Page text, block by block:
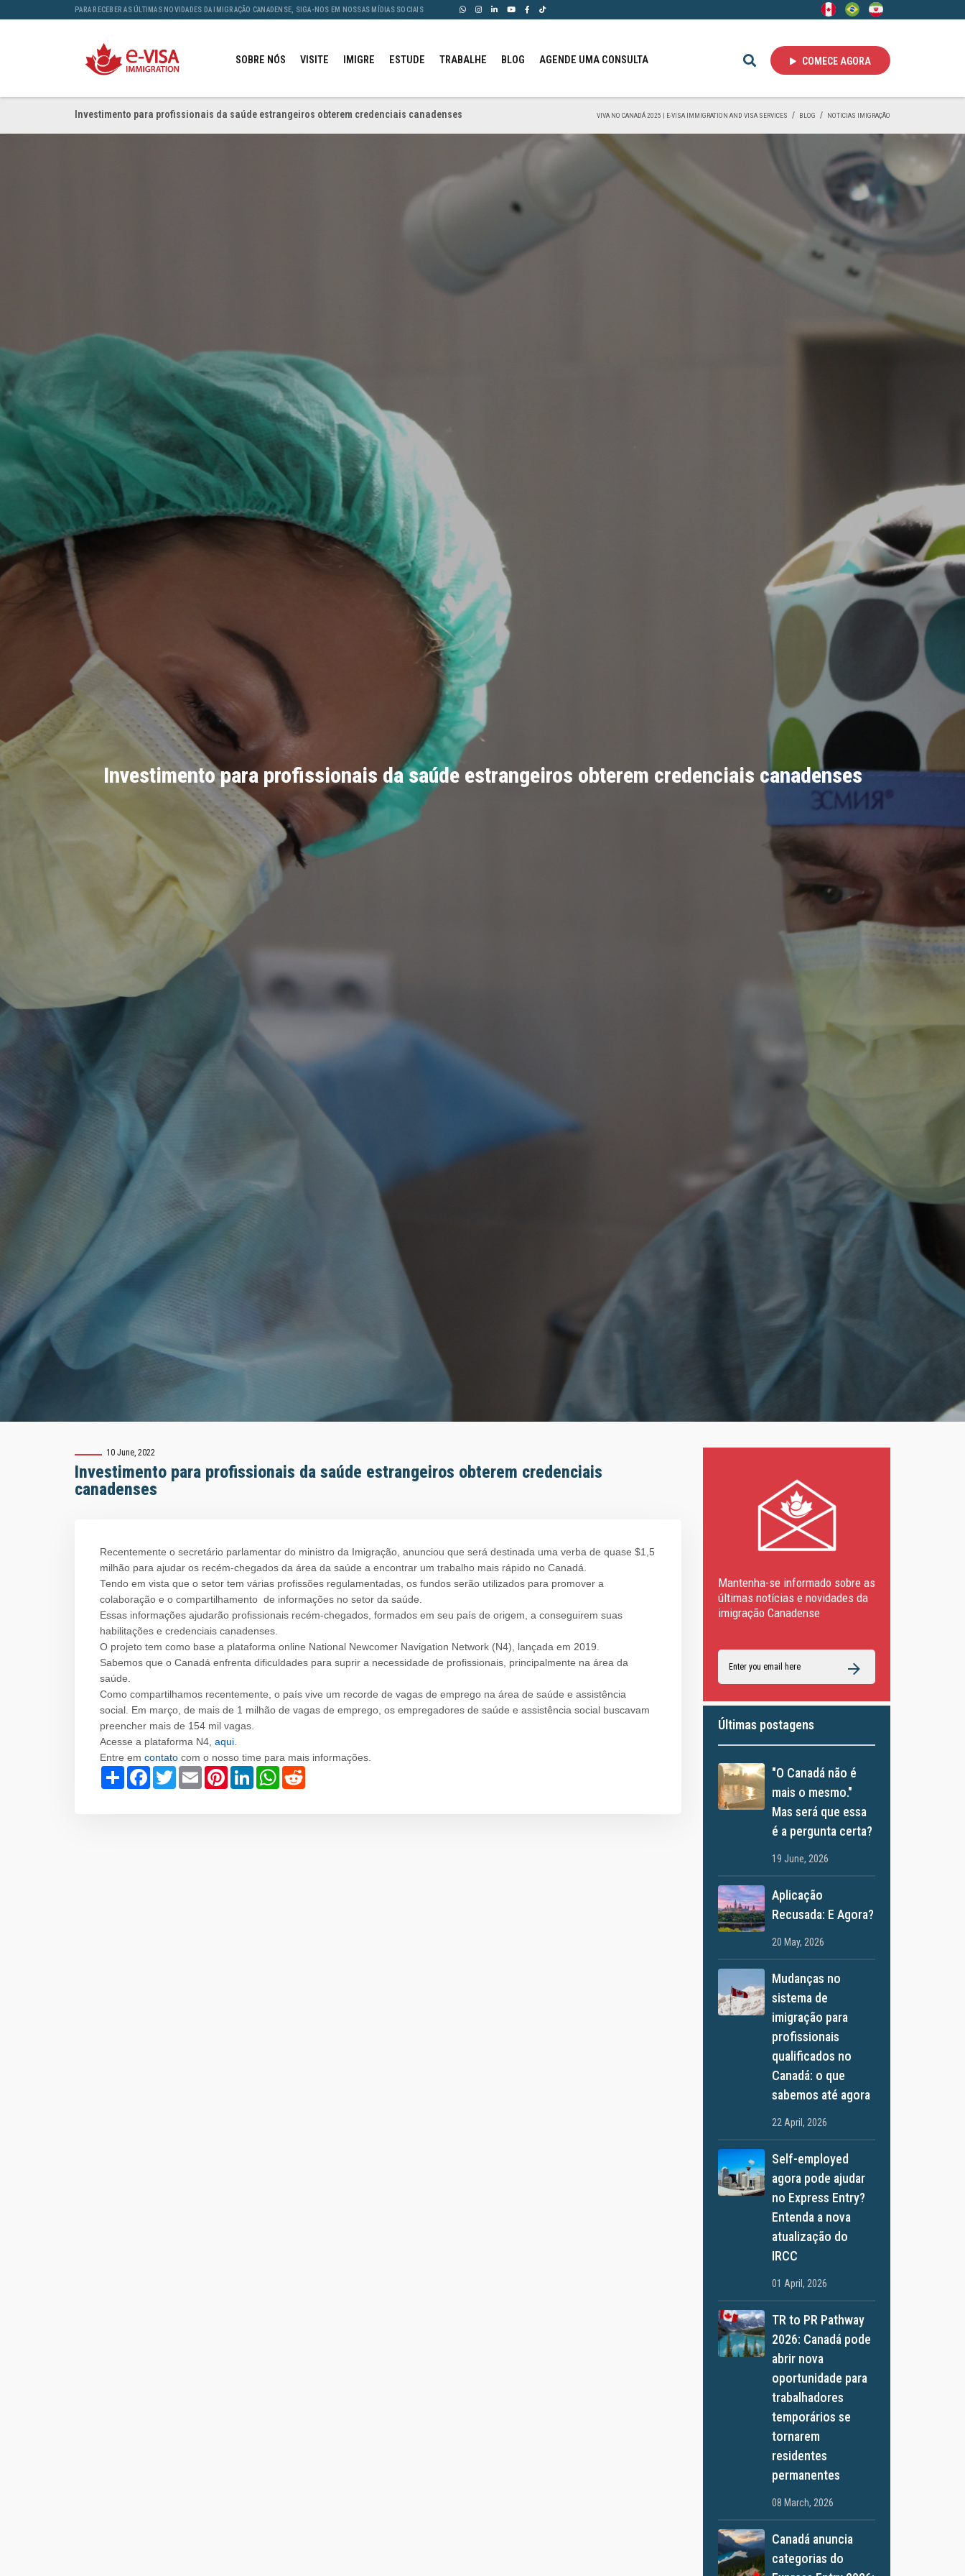
PARA RECEBER AS ÚLTIMAS NOVIDADES DA IMIGRAÇÃO CANADENSE, SIGA-NOS EM NOSSAS MÍDIAS SOCIAIS
SOBRE NÓS VISITE IMIGRE ESTUDE TRABALHE BLOG AGENDE UMA CONSULTA COMECE AGORA
Investimento para profissionais da saúde estrangeiros obterem credenciais canadenses VIVA NO CANADÁ 2025 | E-VISA IMMIGRATION AND VISA SERVICES BLOG NOTICIAS IMIGRAÇÃO
Investimento para profissionais da saúde estrangeiros obterem credenciais canadenses
10 June, 2022
Investimento para profissionais da saúde estrangeiros obterem credenciais
canadenses
Recentemente o secretário parlamentar do ministro da Imigração, anunciou que será destinada uma verba de quase $1,5
milhão para ajudar os recém-chegados da área da saúde a encontrar um trabalho mais rápido no Canadá.
Tendo em vista que o setor tem várias profissões regulamentadas, os fundos serão utilizados para promover a
colaboração e o compartilhamento de informações no setor da saúde.
Essas informações ajudarão profissionais recém-chegados, formados em seu país de origem, a conseguirem suas
habilitações e credenciais canadenses.
O projeto tem como base a plataforma online National Newcomer Navigation Network (N4), lançada em 2019.
Sabemos que o Canadá enfrenta dificuldades para suprir a necessidade de profissionais, principalmente na área da
saúde.
Como compartilhamos recentemente, o país vive um recorde de vagas de emprego na área de saúde e assistência
social. Em março, de mais de 1 milhão de vagas de emprego, os empregadores de saúde e assistência social buscavam
preencher mais de 154 mil vagas.
Acesse a plataforma N4, aqui.
Entre em contato com o nosso time para mais informações.
Share Facebook
TwitterEmail PinterestLinkedInWhatsApp
Mantenha-se informado sobre as
últimas notícias e novidades da
imigração Canadense
Últimas postagens
"O Canadá não é
mais o mesmo."
Mas será que essa
é a pergunta certa?
19 June, 2026
Aplicação
Recusada: E Agora?
20 May, 2026
Mudanças no
sistema de
imigração para
profissionais
qualificados no
Canadá: o que
sabemos até agora
22 April, 2026
Self-employed
agora pode ajudar
no Express Entry?
Entenda a nova
atualização do
IRCC
01 April, 2026
TR to PR Pathway
2026: Canadá pode
abrir nova
oportunidade para
trabalhadores
temporários se
tornarem
residentes
permanentes
08 March, 2026
Canadá anuncia
categorias do